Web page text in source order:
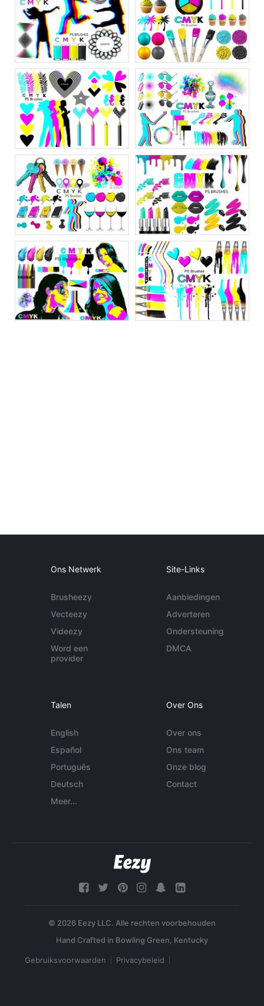
Ons Netwerk
Brusheezy
Vecteezy
Videezy
Word een
provider
Site-Links
Aanbiedingen
Adverteren
Ondersteuning
DMCA
Talen
English
Español
Português
Deutsch
Meer...
Over Ons
Over ons
Ons team
Onze blog
Contact
© 2026 Eezy LLC. Alle rechten voorbehouden
Gebruiksvoorwaarden Privacybeleid